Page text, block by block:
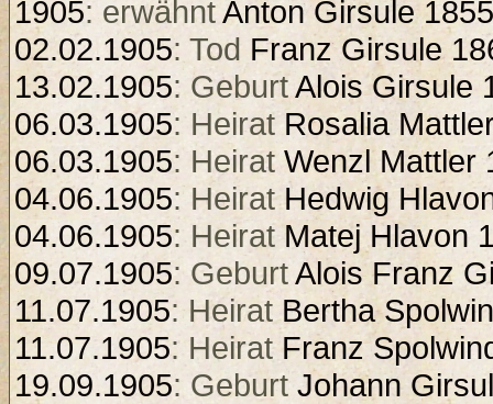
1905: erwähntAnton Girsule 1855
02.02.1905: Tod Franz Girsule
13.02.1905: GeburtAlois Girsule
06.03.1905: Heirat Rosalia
06.03.1905: Heirat Wenzl Mattler
04.06.1905: HeiratHedwig
04.06.1905: HeiratMatej Hlavon
09.07.1905: GeburtAlois Franz
11.07.1905: HeiratBertha
11.07.1905: Heirat Franz
19.09.1905: GeburtJohann